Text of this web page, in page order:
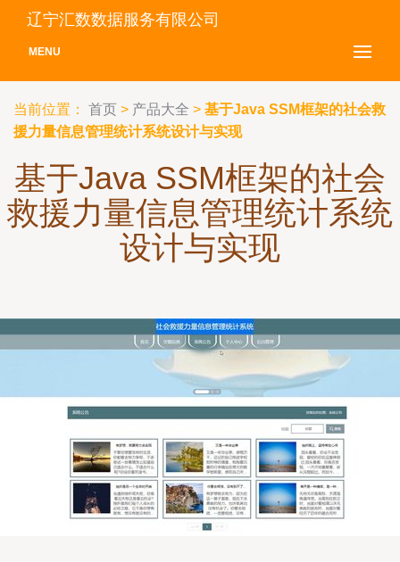
辽宁汇数数据服务有限公司
MENU
当前位置： 首页 > 产品大全 > 基于Java SSM框架的社会救
援力量信息管理统计系统设计与实现
基于Java SSM框架的社会
救援力量信息管理统计系统
设计与实现